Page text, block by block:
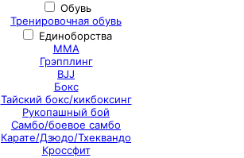
Обувь
Тренировочная обувь
Единоборства
ММА
Грэпплинг
BJJ
Бокс
Тайский бокс/кикбоксинг
Рукопашный бой
Самбо/боевое самбо
Карате/Дзюдо/Тхеквандо
Кроссфит